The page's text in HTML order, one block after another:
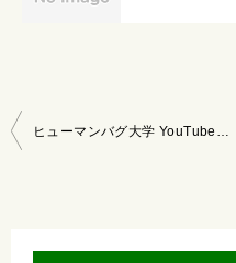
投
ヒューマンバグ大学 YouTubeマンガ 2022/10/30～11/5